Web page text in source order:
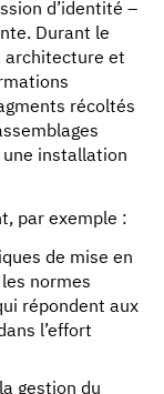
d’identité –
Durant le
architecture et
récoltés
installation
par exemple :
de mise en
normes
répondent aux
l’effort
gestion du